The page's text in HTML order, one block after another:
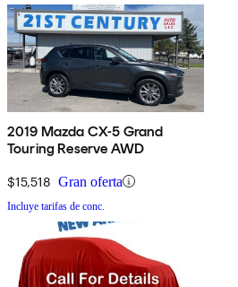
2019 Mazda CX-5 Grand
Touring Reserve AWD
$15,518 Gran oferta
Incluye tarifas de conc.